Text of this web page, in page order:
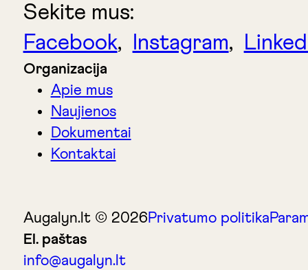
Sekite mus:
Facebook, Instagram,
Organizacija
Apie mus
Naujienos
Dokumentai
Kontaktai
Augalyn.lt © 2026Privatumo politika
El. paštas
info@augalyn.lt